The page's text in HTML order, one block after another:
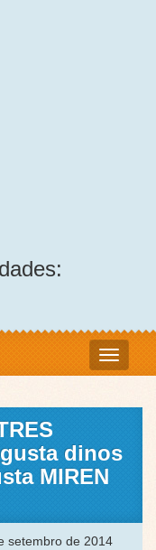
dinos
MIREN
setembro de 2014